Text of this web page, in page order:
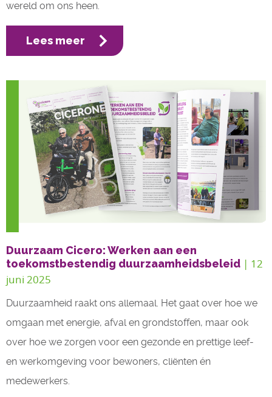
wereld om ons heen.
Lees meer
Duurzaam Cicero: Werken aan een
toekomstbestendig duurzaamheidsbeleid | 12
juni 2025
Duurzaamheid raakt ons allemaal. Het gaat over hoe we
omgaan met energie, afval en grondstoffen, maar ook
over hoe we zorgen voor een gezonde en prettige leef-
en werkomgeving voor bewoners, cliënten én
medewerkers.